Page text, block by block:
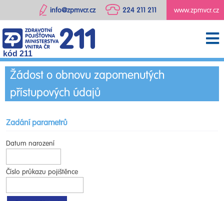
www.zpmvcr.cz
224 211 211
info@zpmvcr.cz
kód 211
Žádost o obnovu zapomenutých
přístupových údajů
Zadání parametrů
Datum narození
Číslo průkazu pojištěnce